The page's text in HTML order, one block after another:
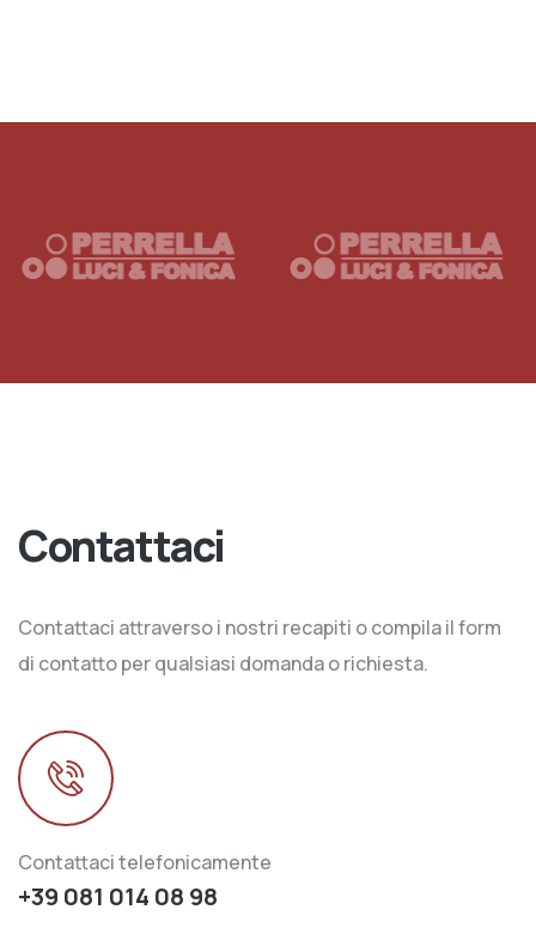
Contattaci
Contattaci attraverso i nostri recapiti o compila il form
di contatto per qualsiasi domanda o richiesta.
Contattaci telefonicamente
+39 081 014 08 98